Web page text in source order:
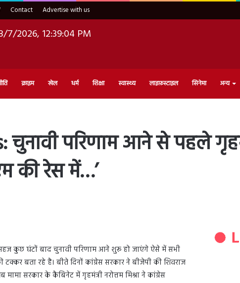
Contact Advertise with us
7/2026, 12:39:06 PM
क्राइम खेल धर्म शिक्षा स्वास्थ्य लाइफ़स्टाइल सिनेमा अन्य
परिणाम आने से पहले
की रेस में…’
कुछ घंटों बाद चुनावी परिणाम आने शुरू हो जाएंगे ऐसे में सभी
बता रहे है। बीते दिनों कांग्रेस सरकार ने बीजेपी की शिवराज
सरकार के कैबिनेट में गृहमंत्री नरोत्तम मिश्रा ने कांग्रेस